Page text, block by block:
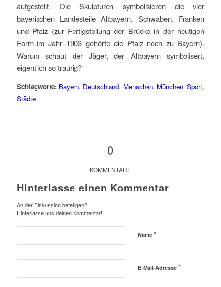
aufgestellt. Die Skulpturen symbolisieren die vier
bayerischen Landesteile Altbayern, Schwaben, Franken
und Pfalz (zur Fertigstellung der Brücke in der heutigen
Form im Jahr 1903 gehörte die Pfalz noch zu Bayern).
Warum schaut der Jäger, der Altbayern symbolisert,
eigentlich so traurig?
Schlagworte: Bayern, Deutschland, Menschen, München,Sport,
Städte
0
KOMMENTARE
Hinterlasse einen Kommentar
An der Diskussion beteiligen?
Hinterlasse uns deinen Kommentar!
Name *
E-Mail-Adresse *